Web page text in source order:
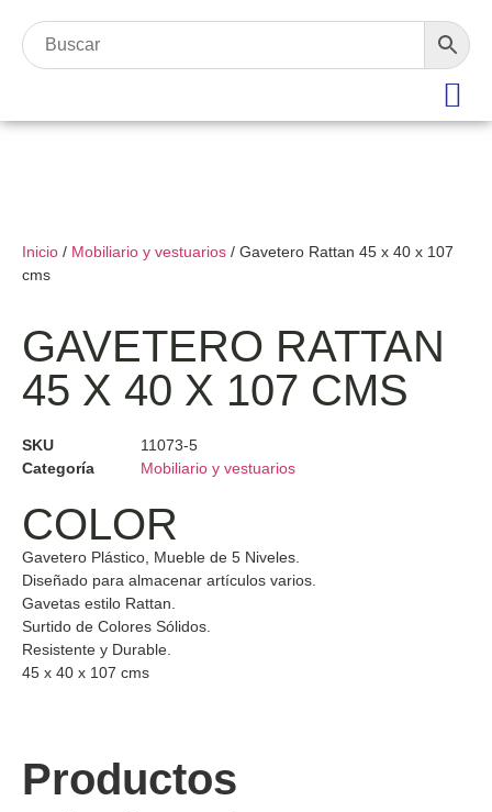
Inicio / Mobiliario y vestuarios / Gavetero Rattan 45 x 40 x 107
cms
GAVETERO RATTAN
45 X 40 X 107 CMS
SKU
11073-5
Categoría
Mobiliario y vestuarios
COLOR
Gavetero Plástico, Mueble de 5 Niveles.
Diseñado para almacenar artículos varios.
Gavetas estilo Rattan.
Surtido de Colores Sólidos.
Resistente y Durable.
45 x 40 x 107 cms
Productos